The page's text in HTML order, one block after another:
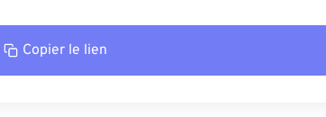
Copier le lien